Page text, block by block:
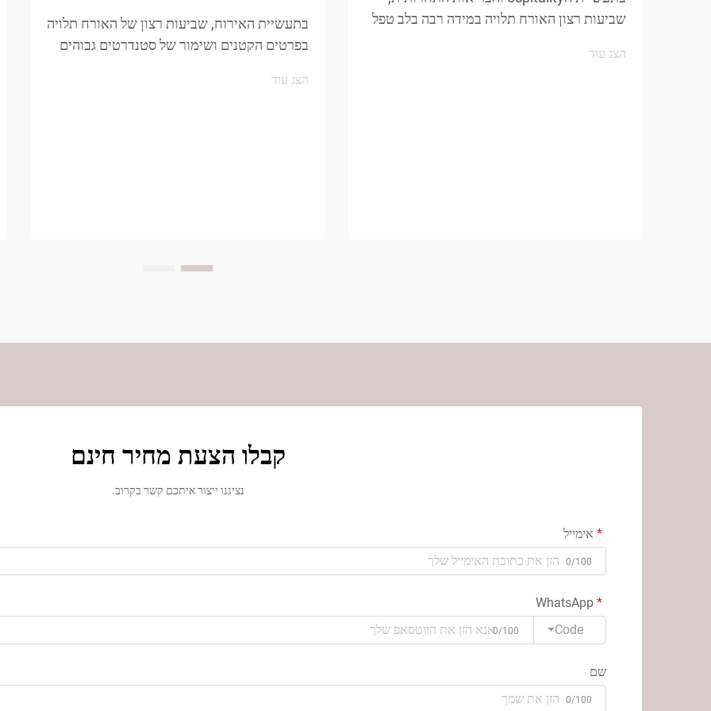
שביעות רצון האורח תלויה במידה רבה בלב טפל
המגע המשפיעות על חוויית האורח, לנעלי הספא
הצג עוד
בתעשיית האירוח, שביעות רצון של האורח תלויה
בפרטים הקטנים ושימור של סטנדרטים גבוהים
שתרמו לחוויית אירוח חיובית, נעלי בית
הצג עוד
קבלו הצעת מחיר חינם
נציגנו ייצור איתכם קשר בקרוב.
אימייל
0/100
Code
0/100
שם
0/100